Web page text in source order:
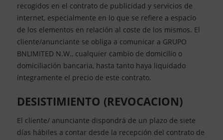
recogidos en el contrato de publicidad y servicios de
internet, especialmente en lo que se refiere a espacio
de los elementos en relación al coste de los mismos. El
cliente/anunciante se obliga a comunicar a GRUPO
BNLIMITED N.W., cualquier cambio de domicilio o
domiciliación bancaria, hasta tanto haya liquidado
íntegramente el precio de este contrato.
DESISTIMIENTO (REVOCACION)
El cliente/ anunciante dispondrá de un plazo de siete
días hábiles a contar desde la recepción del contrato de